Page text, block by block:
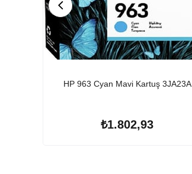
HP 963 Cyan Mavi Kartuş 3JA23A
₺1.802,93